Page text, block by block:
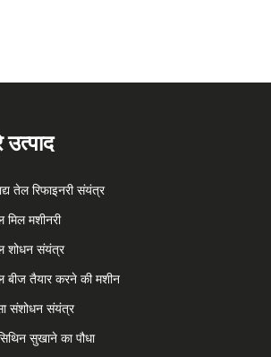
उत्पाद
तेल रिफाइनरी संयंत्र
मिल मशीनरी
शोधन संयंत्र
बीज तैयार करने की मशीन
संशोधन संयंत्र
सुखाने का पौधा